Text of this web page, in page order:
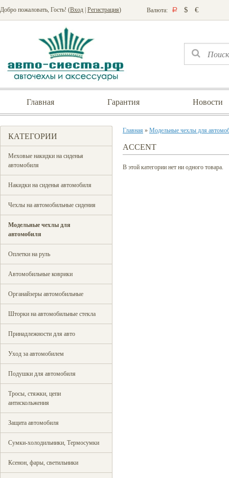
Добро пожаловать, Гость! (Вход Регистрация) Валюта: Р $ €
Главная Гарантия Новости
КАТЕГОРИИ
Меховые накидки на сиденья
автомобиля
Накидки на сиденья автомобиля
Чехлы на автомобильные сидения
Модельные чехлы для
автомобиля
Оплетки на руль
Автомобильные коврики
Органайзеры автомобильные
Шторки на автомобильные стекла
Принадлежности для авто
Уход за автомобилем
Подушки для автомобиля
Тросы, стяжки, цепи
антискольжения
Защита автомобиля
Сумки-холодильники, Термосумки
Ксенон, фары, светильники
Главная » Модельные чехлы для
ACCENT
В этой категории нет ни одного товара.